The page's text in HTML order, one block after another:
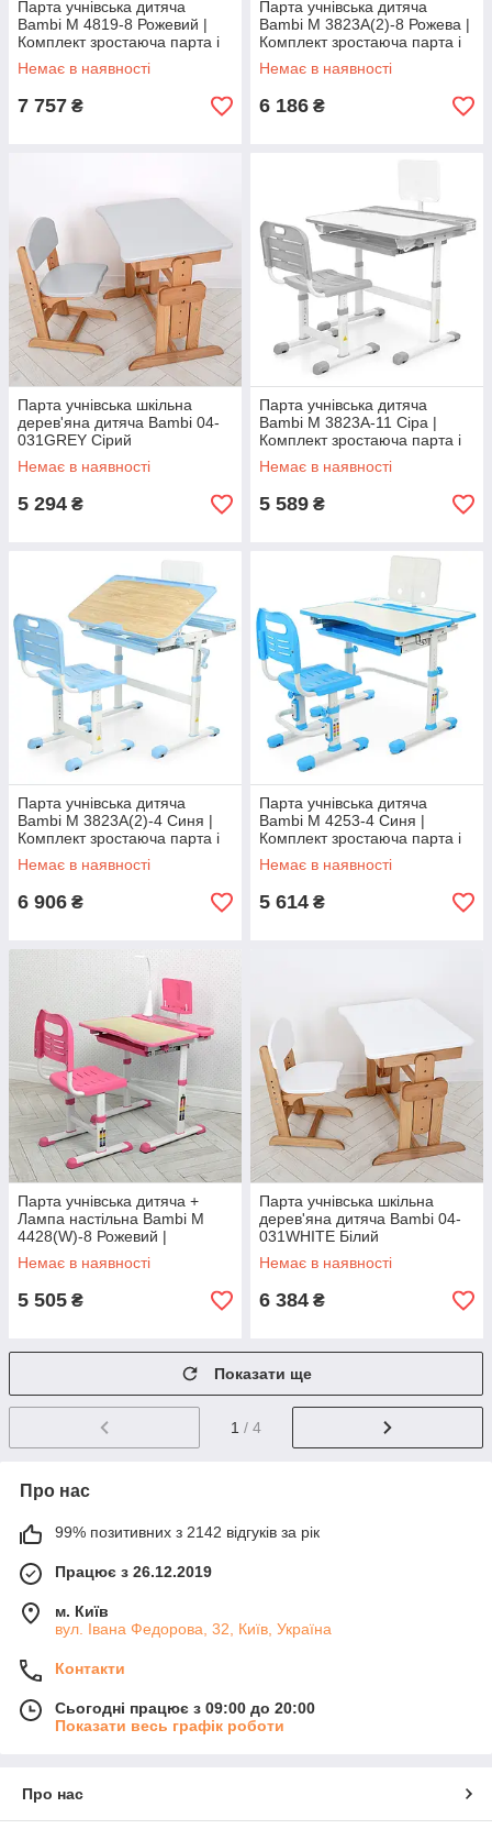
Парта учнівська дитяча
Bambi M 4819-8 Рожевий |
Комплект зростаюча парта і
стілець
Немає в наявності
7 757 ₴
Парта учнівська дитяча
Bambi M 3823A(2)-8 Рожева |
Комплект зростаюча парта і
стілець
Немає в наявності
6 186 ₴
Парта учнівська шкільна
дерев'яна дитяча Bambi 04-
031GREY Сірий
Немає в наявності
5 294 ₴
Парта учнівська дитяча
Bambi M 3823A-11 Сіра |
Комплект зростаюча парта і
стілець
Немає в наявності
5 589 ₴
Парта учнівська дитяча
Bambi M 3823A(2)-4 Синя |
Комплект зростаюча парта і
стілець
Немає в наявності
6 906 ₴
Парта учнівська дитяча
Bambi M 4253-4 Синя |
Комплект зростаюча парта і
стілець
Немає в наявності
5 614 ₴
Парта учнівська дитяча +
Лампа настільна Bambi M
4428(W)-8 Рожевий |
Комплект зростаюча парта і
стілець
Немає в наявності
5 505 ₴
Парта учнівська шкільна
дерев'яна дитяча Bambi 04-
031WHITE Білий
Немає в наявності
6 384 ₴
Показати ще
1 / 4
Про нас
99% позитивних з 2142 відгуків за рік
Працює з 26.12.2019
м. Київ
вул. Івана Федорова, 32, Київ, Україна
Контакти
Сьогодні працює з 09:00 до 20:00
Показати весь графік роботи
Про нас